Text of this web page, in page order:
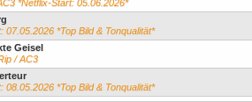
*Netflix-Start: 05.06.2026*
07.05.2026 *Top Bild & Tonqualität*
Geisel
/ AC3
08.05.2026 *Top Bild & Tonqualität*